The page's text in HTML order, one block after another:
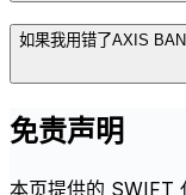
如果我用错了AXIS
免责声明
本页提供的 SWIFT